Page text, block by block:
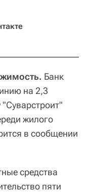
Банк
на 2,3
жилого
в сообщении
средства
пяти